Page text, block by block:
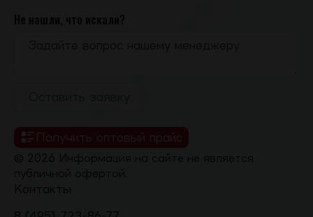
Не нашли, что искали?
Получить оптовый прайс
© 2026 Информация на сайте не является
публичной офертой.
Контакты